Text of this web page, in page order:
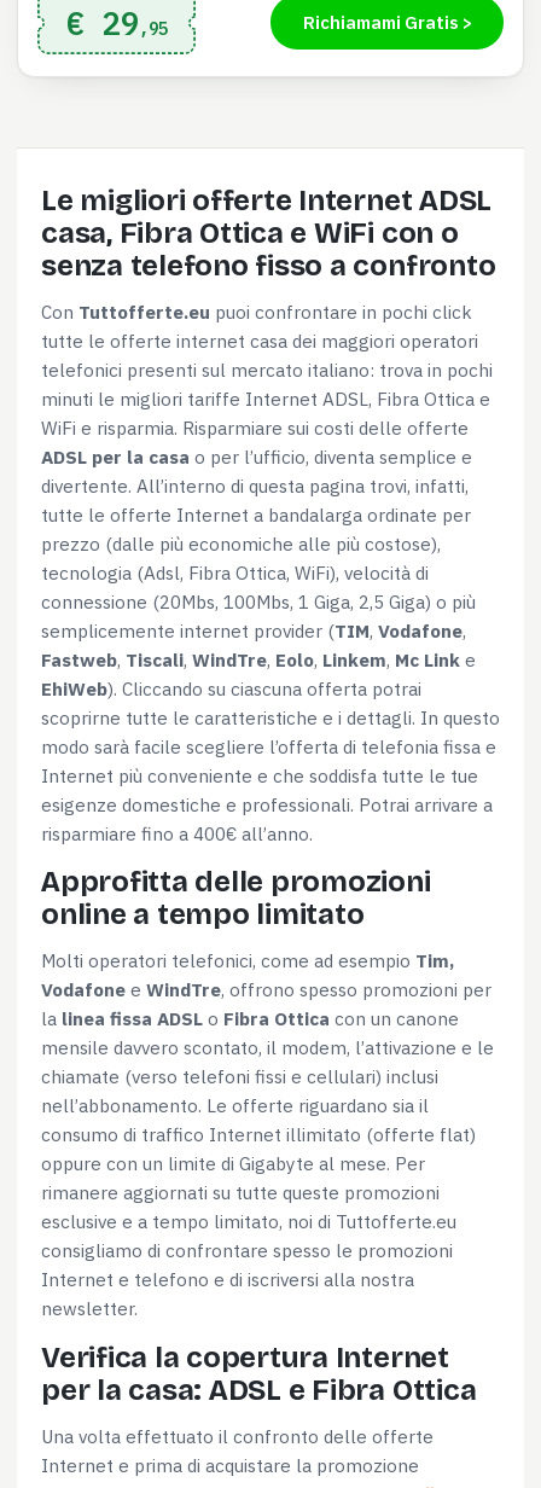
Informazioni sui cookie
Questo sito web utilizza i cookie
Utilizziamo i cookie per personalizzare contenuti ed
annunci, per fornire funzionalità dei social media e per
analizzare il nostro traffico. Condividiamo inoltre
nostri partner che si occupano di analisi dei dati web,
pubblicità e social media, i quali potrebbero combinarle
raccolto dal tuo utilizzo dei loro servizi.
€ 29 ,95 Richiamami Gratis >
Le migliori offerte Internet ADSL
casa, Fibra Ottica e WiFi con o
senza telefono fisso a confronto
Con Tuttofferte.eu puoi confrontare in pochi click
tutte le offerte internet casa dei maggiori operatori
telefonici presenti sul mercato italiano: trova in pochi
minuti le migliori tariffe Internet ADSL, Fibra Ottica e
WiFi e risparmia. Risparmiare sui costi delle offerte
ADSL per la casa o per l’ufficio, diventa semplice e
divertente. All’interno di questa pagina trovi, infatti,
tutte le offerte Internet a bandalarga ordinate per
prezzo (dalle più economiche alle più costose),
tecnologia (Adsl, Fibra Ottica, WiFi), velocità di
connessione (20Mbs, 100Mbs, 1 Giga, 2,5 Giga) o più
semplicemente internet provider (TIM, Vodafone,
Fastweb, Tiscali, WindTre, Eolo, Linkem, Mc Link e
EhiWeb). Cliccando su ciascuna offerta potrai
scoprirne tutte le caratteristiche e i dettagli. In questo
modo sarà facile scegliere l’offerta di telefonia fissa e
Internet più conveniente e che soddisfa tutte le tue
esigenze domestiche e professionali. Potrai arrivare a
risparmiare fino a 400€ all’anno.
Approfitta delle promozioni
online a tempo limitato
Molti operatori telefonici, come ad esempio Tim,
Vodafone e WindTre, offrono spesso promozioni per
la linea fissa ADSL o Fibra Ottica con un canone
mensile davvero scontato, il modem, l’attivazione e le
chiamate (verso telefoni fissi e cellulari) inclusi
nell’abbonamento. Le offerte riguardano sia il
consumo di traffico Internet illimitato (offerte flat)
oppure con un limite di Gigabyte al mese. Per
rimanere aggiornati su tutte queste promozioni
esclusive e a tempo limitato, noi di Tuttofferte.eu
consigliamo di confrontare spesso le promozioni
Internet e telefono e di iscriversi alla nostra
newsletter.
Verifica la copertura Internet
per la casa: ADSL e Fibra Ottica
Una volta effettuato il confronto delle offerte
Internet e prima di acquistare la promozione